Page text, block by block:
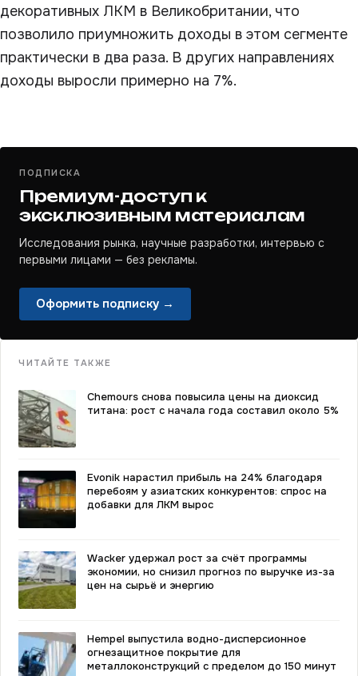
декоративных ЛКМ в Великобритании, что
позволило приумножить доходы в этом сегменте
практически в два раза. В других направлениях
доходы выросли примерно на 7%.
ПОДПИСКА
Премиум-доступ к
эксклюзивным материалам
Исследования рынка, научные разработки, интервью с
первыми лицами — без рекламы.
Оформить подписку →
ЧИТАЙТЕ ТАКЖЕ
Chemours снова повысила цены на диоксид
титана: рост с начала года составил около 5%
Evonik нарастил прибыль на 24% благодаря
перебоям у азиатских конкурентов: спрос на
добавки для ЛКМ вырос
Wacker удержал рост за счёт программы
экономии, но снизил прогноз по выручке из-за
цен на сырьё и энергию
Hempel выпустила водно-дисперсионное
огнезащитное покрытие для
металлоконструкций с пределом до 150 минут